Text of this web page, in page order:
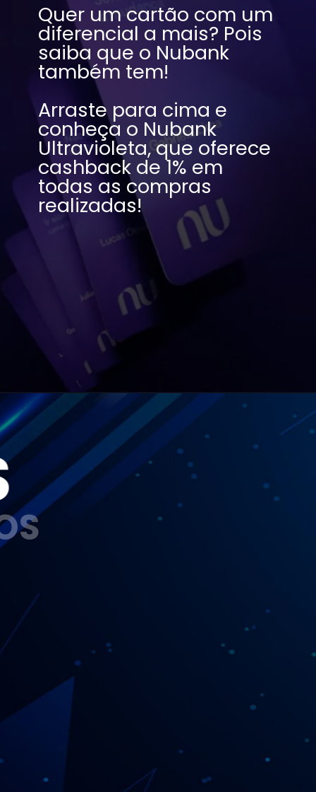
Quer um cartão com um
diferencial a mais? Pois
saiba que o Nubank
também tem!
Arraste para cima e
conheça o Nubank
Ultravioleta, que oferece
cashback de 1% em
todas as compras
realizadas!
Como conseguir
anuidade zero